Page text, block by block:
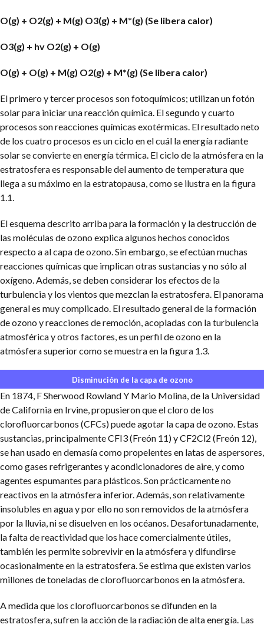
O(g) + O2(g) + M(g) O3(g) + M*(g) (Se libera calor)
O3(g) + hv O2(g) + O(g)
O(g) + O(g) + M(g) O2(g) + M*(g) (Se libera calor)
El primero y tercer procesos son fotoquímicos; utilizan un fotón
solar para iniciar una reacción química. El segundo y cuarto
procesos son reacciones químicas exotérmicas. El resultado neto
de los cuatro procesos es un ciclo en el cuál la energía radiante
solar se convierte en energía térmica. El ciclo de la atmósfera en la
estratosfera es responsable del aumento de temperatura que
llega a su máximo en la estratopausa, como se ilustra en la figura
1.1.
El esquema descrito arriba para la formación y la destrucción de
las moléculas de ozono explica algunos hechos conocidos
respecto a al capa de ozono. Sin embargo, se efectúan muchas
reacciones químicas que implican otras sustancias y no sólo al
oxígeno. Además, se deben considerar los efectos de la
turbulencia y los vientos que mezclan la estratosfera. El panorama
general es muy complicado. El resultado general de la formación
de ozono y reacciones de remoción, acopladas con la turbulencia
atmosférica y otros factores, es un perfil de ozono en la
atmósfera superior como se muestra en la figura 1.3.
Disminución de la capa de ozono
En 1874, F Sherwood Rowland Y Mario Molina, de la Universidad
de California en Irvine, propusieron que el cloro de los
clorofluorcarbonos (CFCs) puede agotar la capa de ozono. Estas
sustancias, principalmente CFI3 (Freón 11) y CF2Cl2 (Freón 12),
se han usado en demasía como propelentes en latas de aspersores,
como gases refrigerantes y acondicionadores de aire, y como
agentes espumantes para plásticos. Son prácticamente no
reactivos en la atmósfera inferior. Además, son relativamente
insolubles en agua y por ello no son removidos de la atmósfera
por la lluvia, ni se disuelven en los océanos. Desafortunadamente,
la falta de reactividad que los hace comercialmente útiles,
también les permite sobrevivir en la atmósfera y difundirse
ocasionalmente en la estratosfera. Se estima que existen varios
millones de toneladas de clorofluorcarbonos en la atmósfera.
A medida que los clorofluorcarbonos se difunden en la
estratosfera, sufren la acción de la radiación de alta energía. Las